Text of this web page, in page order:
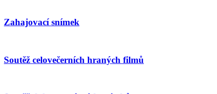
Zahajovací snímek
Soutěž celovečerních hraných filmů